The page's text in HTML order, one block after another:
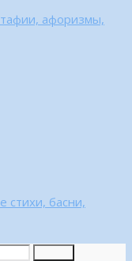
афоризмы,
стихи, басни,